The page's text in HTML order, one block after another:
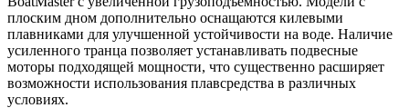
плоским дном дополнительно оснащаются килевыми
плавниками для улучшенной устойчивости на воде. Наличие
усиленного транца позволяет устанавливать подвесные
моторы подходящей мощности, что существенно расширяет
возможности использования плавсредства в различных
условиях.